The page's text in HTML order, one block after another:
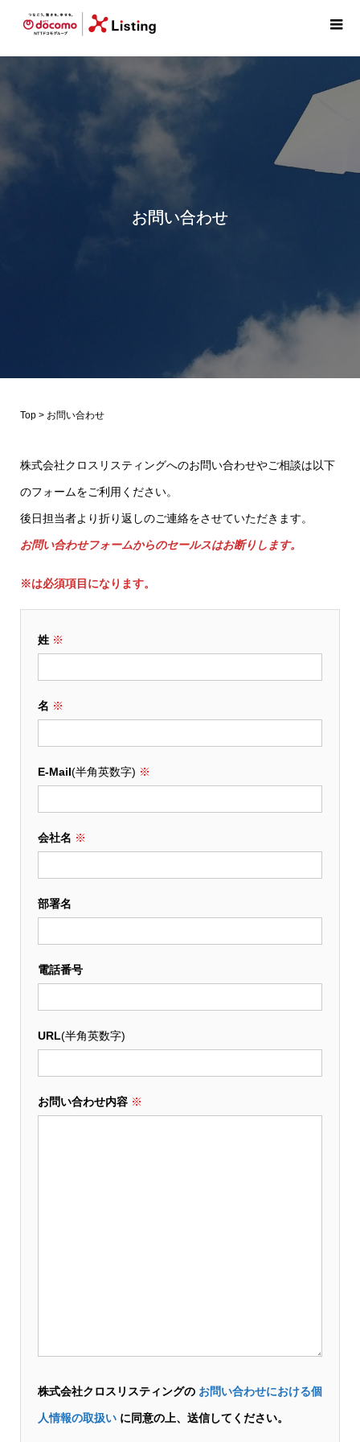
お問い合わせ
Top> お問い合わせ
株式会社クロスリスティングへのお問い合わせやご相談は以下
のフォームをご利用ください。
後日担当者より折り返しのご連絡をさせていただきます。
お問い合わせフォームからのセールスはお断りします。
※は必須項目になります。
姓 ※
名 ※
E-Mail(半角英数字) ※
会社名 ※
部署名
電話番号
URL(半角英数字)
お問い合わせ内容 ※
株式会社クロスリスティングの お問い合わせにおける個
人情報の取扱い に同意の上、送信してください。